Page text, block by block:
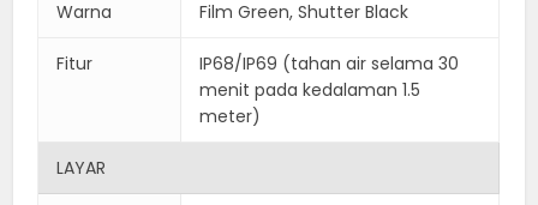
Warna Film Green, Shutter Black
Fitur
IP68/IP69 (tahan air selama 30
menit pada kedalaman 1.5
meter)
LAYAR